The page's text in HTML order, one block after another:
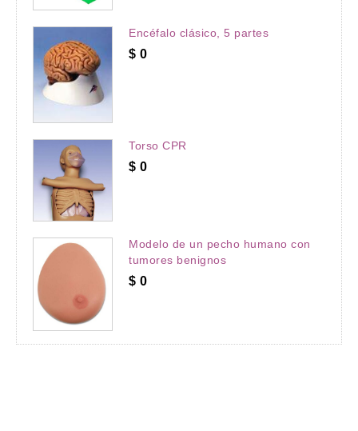
Encéfalo clásico, 5 partes
$ 0
Torso CPR
$ 0
Modelo de un pecho humano con
tumores benignos
$ 0